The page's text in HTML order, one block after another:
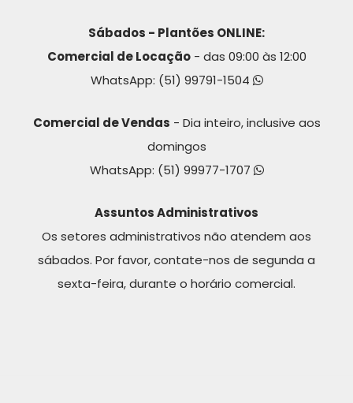
Sábados - Plantões ONLINE:
Comercial de Locação- das 09:00 às 12:00
WhatsApp: (51) 99791-1504
Comercial de Vendas - Dia inteiro, inclusive aos
domingos
WhatsApp: (51) 99977-1707
Assuntos Administrativos
Os setores administrativos não atendem aos
sábados. Por favor, contate-nos de segunda a
sexta-feira, durante o horário comercial.